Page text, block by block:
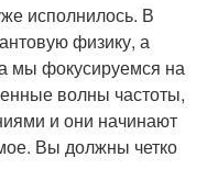
исполнилось. В
физику, а
мы фокусируемся на
волны частоты,
и они начинают
Вы должны четко